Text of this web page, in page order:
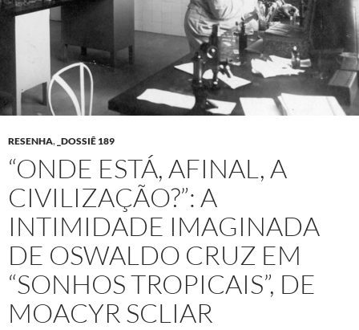
RESENHA, _DOSSIÊ 189
“ONDE ESTÁ, AFINAL, A
CIVILIZAÇÃO?”: A
INTIMIDADE IMAGINADA
DE OSWALDO CRUZ EM
“SONHOS TROPICAIS”, DE
MOACYR SCLIAR